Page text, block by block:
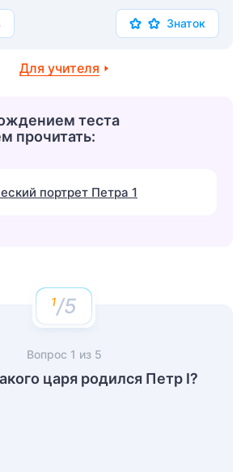
Знаток
Для учителя
теста
прочитать:
портрет Петра 1
/5
Вопрос 1 из 5
царя родился Петр I?